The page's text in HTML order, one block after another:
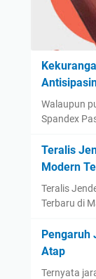
Walaupun
Spandex
Teralis
Modern
Teralis
Terbaru di
Pengaruh
Atap
Ternyata